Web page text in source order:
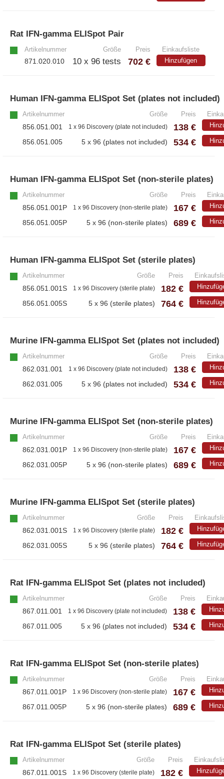
Rat IFN-gamma ELISpot Pair
Artikelnummer Größe Preis Einkaufsliste
871.020.010 10 x 96 tests 702 € Hinzufügen
Human IFN-gamma ELISpot Set (plates not included)
Artikelnummer Größe Preis
856.051.001 1 x 96 Discovery (plate not included) 138 €
856.051.005 5 x 96 (plates not included) 534 €
Human IFN-gamma ELISpot Set (non-sterile plates)
Artikelnummer Größe Preis
856.051.001P 1 x 96 Discovery (non-sterile plate) 167 €
856.051.005P 5 x 96 (non-sterile plates) 689 €
Human IFN-gamma ELISpot Set (sterile plates)
Artikelnummer Größe Preis
856.051.001S 1 x 96 Discovery (sterile plate) 182 €
856.051.005S 5 x 96 (sterile plates) 764 €
Murine IFN-gamma ELISpot Set (plates not included)
Artikelnummer Größe Preis
862.031.001 1 x 96 Discovery (plate not included) 138 €
862.031.005 5 x 96 (plates not included) 534 €
Murine IFN-gamma ELISpot Set (non-sterile plates)
Artikelnummer Größe Preis
862.031.001P 1 x 96 Discovery (non-sterile plate) 167 €
862.031.005P 5 x 96 (non-sterile plates) 689 €
Murine IFN-gamma ELISpot Set (sterile plates)
Artikelnummer Größe Preis
862.031.001S 1 x 96 Discovery (sterile plate) 182 €
862.031.005S 5 x 96 (sterile plates) 764 €
Rat IFN-gamma ELISpot Set (plates not included)
Artikelnummer Größe Preis
867.011.001 1 x 96 Discovery (plate not included) 138 €
867.011.005 5 x 96 (plates not included) 534 €
Rat IFN-gamma ELISpot Set (non-sterile plates)
Artikelnummer Größe Preis
867.011.001P 1 x 96 Discovery (non-sterile plate) 167 €
867.011.005P 5 x 96 (non-sterile plates) 689 €
Rat IFN-gamma ELISpot Set (sterile plates)
Artikelnummer Größe Preis
867.011.001S 1 x 96 Discovery (sterile plate) 182 €